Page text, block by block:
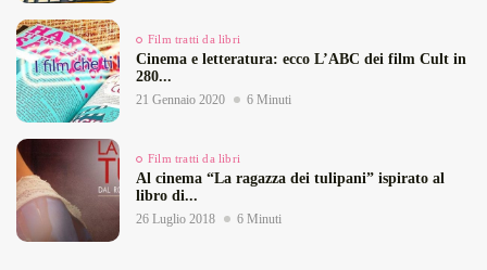
Film tratti da libri
Cinema e letteratura: ecco L’ABC dei film Cult in
280...
21 Gennaio 2020 6 Minuti
Film tratti da libri
Al cinema “La ragazza dei tulipani” ispirato al
libro di...
26 Luglio 2018 6 Minuti